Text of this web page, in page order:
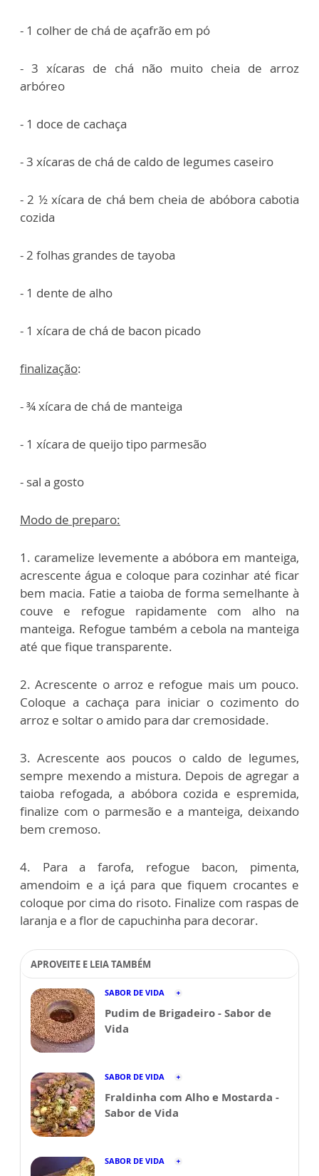
- 1 colher de chá de açafrão em pó
- 3 xícaras de chá não muito cheia de arroz
arbóreo
- 1 doce de cachaça
- 3 xícaras de chá de caldo de legumes caseiro
- 2 ½ xícara de chá bem cheia de abóbora cabotia
cozida
- 2 folhas grandes de tayoba
- 1 dente de alho
- 1 xícara de chá de bacon picado
finalização:
- ¾ xícara de chá de manteiga
- 1 xícara de queijo tipo parmesão
- sal a gosto
Modo de preparo:
1. caramelize levemente a abóbora em manteiga,
acrescente água e coloque para cozinhar até ficar
bem macia. Fatie a taioba de forma semelhante à
couve e refogue rapidamente com alho na
manteiga. Refogue também a cebola na manteiga
até que fique transparente.
2. Acrescente o arroz e refogue mais um pouco.
Coloque a cachaça para iniciar o cozimento do
arroz e soltar o amido para dar cremosidade.
3. Acrescente aos poucos o caldo de legumes,
sempre mexendo a mistura. Depois de agregar a
taioba refogada, a abóbora cozida e espremida,
finalize com o parmesão e a manteiga, deixando
bem cremoso.
4. Para a farofa, refogue bacon, pimenta,
amendoim e a içá para que fiquem crocantes e
coloque por cima do risoto. Finalize com raspas de
laranja e a flor de capuchinha para decorar.
APROVEITE E LEIA TAMBÉM
SABOR DE VIDA
Pudim de Brigadeiro - Sabor de
Vida
SABOR DE VIDA
Fraldinha com Alho e Mostarda -
Sabor de Vida
SABOR DE VIDA